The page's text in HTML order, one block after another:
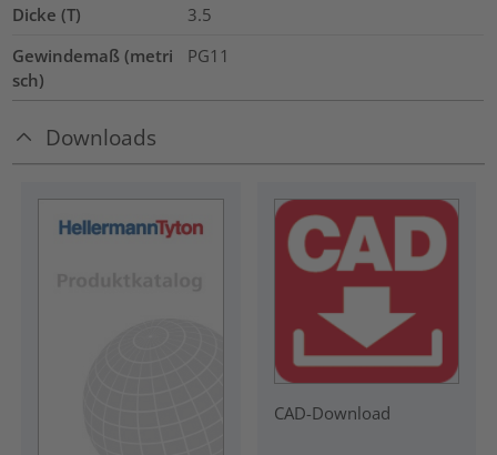
Dicke (T)
3.5
Gewindemaß (metri
sch)
PG11
Downloads
CAD-Download